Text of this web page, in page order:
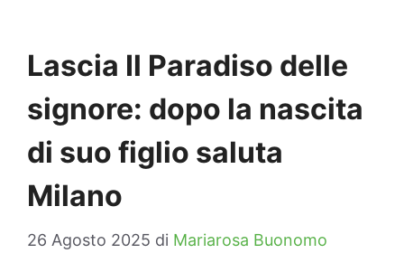
Lascia Il Paradiso delle
signore: dopo la nascita
di suo figlio saluta
Milano
26 Agosto 2025 di Mariarosa Buonomo